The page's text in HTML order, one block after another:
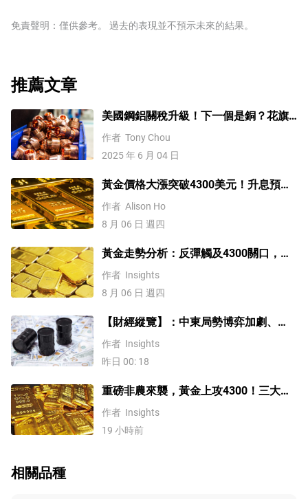
免責聲明：僅供參考。 過去的表現並不預示未來的結果。
推薦文章
美國鋼鋁關稅升級！下一個是銅？花旗
這樣說
作者 Tony Chou
2025 年 6 月 04 日
黃金價格大漲突破4300美元！升息預期
降溫疊加央行購金，未來持續漲？
作者 Alison Ho
8 月 06 日 週四
黃金走勢分析：反彈觸及4300關口，
「雙底」確立劍指這一目標！
作者 Insights
8 月 06 日 週四
【財經縱覽】：中東局勢博弈加劇、
WTI原油漲超4%，10年期美債殖利率、
美元反彈，道指終結五連漲！
作者 Insights
昨日 00: 18
重磅非農來襲，黃金上攻4300！三大因
素預示金價升勢有望延續
作者 Insights
19 小時前
相關品種